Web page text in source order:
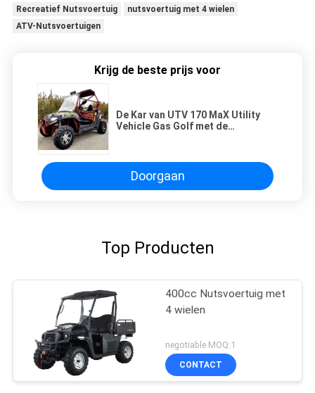
Recreatief Nutsvoertuig
nutsvoertuig met 4 wielen
ATV-Nutsvoertuigen
Krijg de beste prijs voor
De Kar van UTV 170 MaX Utility
Vehicle Gas Golf met de
Doorgaan
Top Producten
400cc Nutsvoertuig met
4 wielen
negotiable MOQ:1
CONTACT